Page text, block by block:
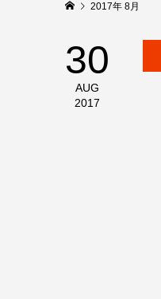
2017年 8月
30
AUG
2017